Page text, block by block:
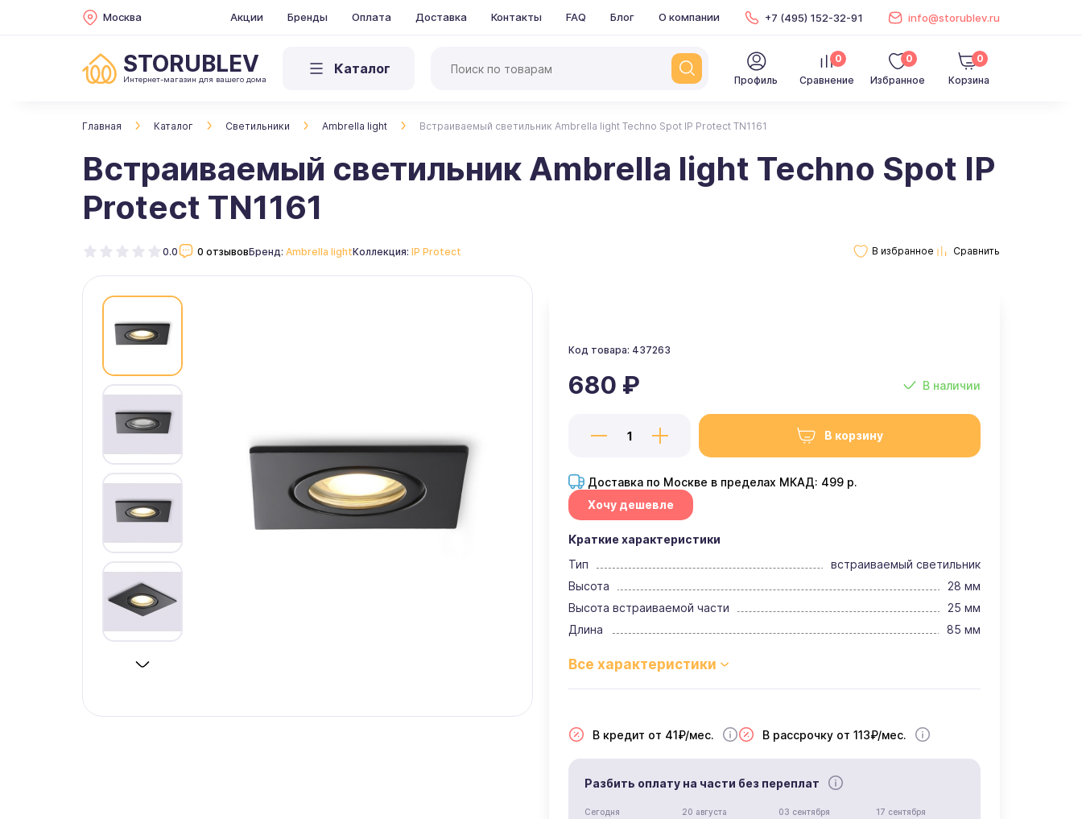
Москва Акции Бренды Оплата Доставка Контакты FAQ Блог О компании +7 (495) 152-32-91 info@storublev.ru
STORUBLEV
Интернет-магазин для вашего дома
Каталог
Профиль Сравнение
0
Избранное
0
Корзина
0
Главная Каталог Светильники Ambrella light Встраиваемый светильник Ambrella light Techno Spot IP Protect TN1161
Встраиваемый светильник Ambrella light Techno Spot IP
Protect TN1161
0.0 0 отзывовБренд: Ambrella lightКоллекция: IP Protect
Код товара: 437263
В наличии
680 ₽
В корзину
Доставка по Москве в пределах МКАД: 499 р.
Хочу дешевле
Краткие характеристики
Тип
встраиваемый светильник
Высота
28 мм
Высота встраиваемой части
25 мм
Длина
85 мм
В кредит от 41₽/мес. В рассрочку от 113₽/мес.
Разбить оплату на части без переплат
Сегодня 20 августа 03 сентября 17 сентября